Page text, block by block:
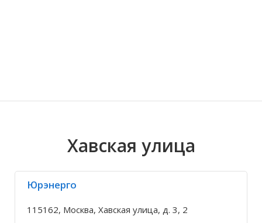
Хавская улица
Юрэнерго
115162, Москва, Хавская улица, д. 3, 2